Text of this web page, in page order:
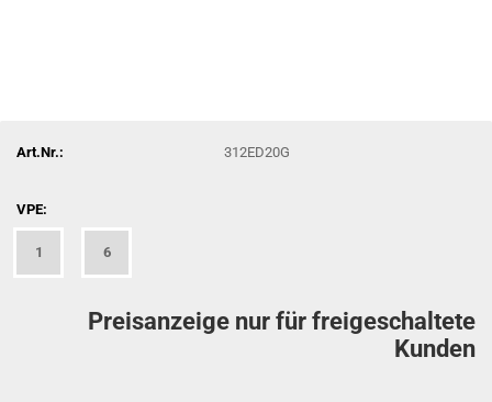
Art.Nr.: 312ED20G
VPE:
1 6
Preisanzeige nur für freigeschaltete
Kunden